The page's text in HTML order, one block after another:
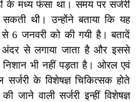
मध्य फंसा था। समय पर सर्जरी
थी। उन्होंने बताया कि यह
6 जनवरी को की गयी है। बतादें
से लगाया जाता है और इससे
भी नहीं पड़ता है। ओरल एवं
सर्जरी के विशेषज्ञ चिकित्सक होते
जाने वाली सर्जरी इन्हीं विशेषज्ञ